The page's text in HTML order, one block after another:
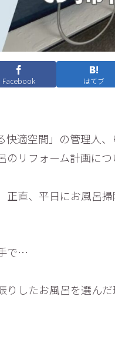
Facebook はてブ
適空間」の管理人、
リフォーム計画につ
直、平日にお風呂
で…
したお風呂を選んだ